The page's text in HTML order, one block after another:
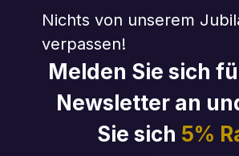
Nichts von unserem
verpassen!
Melden Sie sich
Newsletter an
Sie sich 5%